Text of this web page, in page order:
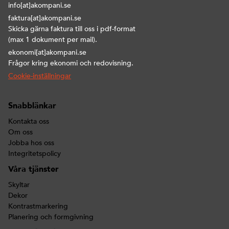
info[at]akompani.se
faktura[at]akompani.se
Skicka gärna faktura till oss i pdf-format
(max 1 dokument per mail).
ekonomi[at]akompani.se
Frågor kring ekonomi och redovisning.
Cookie-inställningar
Snabblänkar
Kontakta oss
Om oss
Jobba hos oss
Integritetspolicy
Våra tjänster
Skyltar
Dekor
Kontrastmarkering
Planering och formgivning